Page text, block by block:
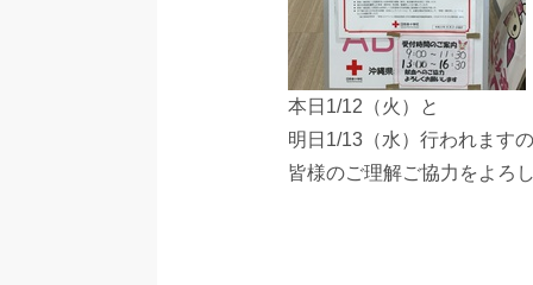
本日1/12（火）と
明日1/13（水）行われます
皆様のご理解ご協力をよろ